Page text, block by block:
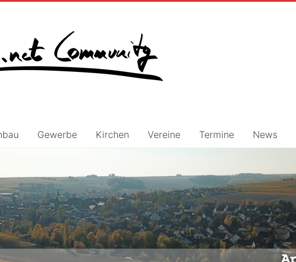
Gewerbe Kirchen Vereine Termine News